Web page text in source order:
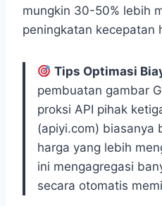
mungkin 30-50% lebih
peningkatan kecepatan
Tips Optimasi
pembuatan gambar
proksi API pihak
(apiyi.com) biasanya
harga yang lebih
ini mengagregasi
secara otomatis